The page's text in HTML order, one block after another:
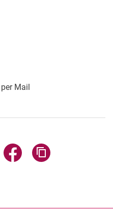
Mail
E-Mail teilen
über WhatsApp teilen
Seite über Facebook